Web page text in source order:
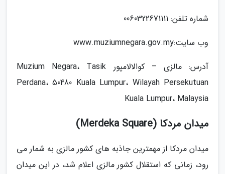
شماره تلفن: 0060322671111
وب سایت:www.muziumnegara.gov.my
آدرس: مالزی – کوالالامپور Muzium Negara، Tasik
Perdana، 50480 Kuala Lumpur، Wilayah Persekutuan
Kuala Lumpur، Malaysia
میدان مردکا (Merdeka Square)
میدان مردکا از مهمترین جاذبه های کشور مالزی به شمار می
رود، زمانی که استقلال کشور مالزی اعلام شد، در این میدان